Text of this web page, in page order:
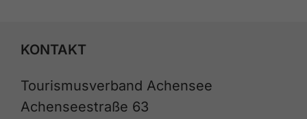
KONTAKT
Tourismusverband Achensee
Achenseestraße 63